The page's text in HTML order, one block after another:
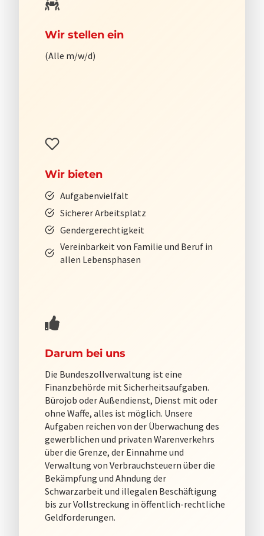
Wir stellen ein
(Alle m/w/d)
Wir bieten
Aufgabenvielfalt
Sicherer Arbeitsplatz
Gendergerechtigkeit
Vereinbarkeit von Familie und Beruf in
allen Lebensphasen
Darum bei uns
Die Bundeszollverwaltung ist eine
Finanzbehörde mit Sicherheitsaufgaben.
Bürojob oder Außendienst, Dienst mit oder
ohne Waffe, alles ist möglich. Unsere
Aufgaben reichen von der Überwachung des
gewerblichen und privaten Warenverkehrs
über die Grenze, der Einnahme und
Verwaltung von Verbrauchsteuern über die
Bekämpfung und Ahndung der
Schwarzarbeit und illegalen Beschäftigung
bis zur Vollstreckung in öffentlich-rechtliche
Geldforderungen.